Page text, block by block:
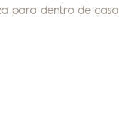
para dentro de casa